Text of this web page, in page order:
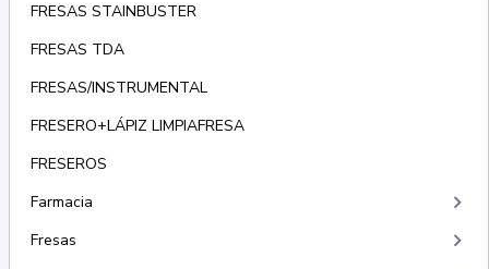
FRESAS STAINBUSTER
FRESAS TDA
FRESAS/INSTRUMENTAL
FRESERO+LÁPIZ LIMPIAFRESA
FRESEROS
Farmacia
keyboard_arrow_right
Fresas keyboard_arrow_right